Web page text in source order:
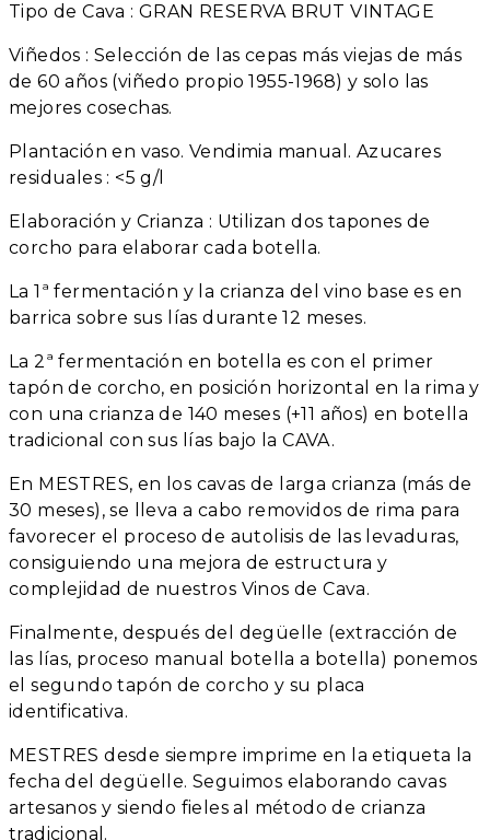
Tipo de Cava : GRAN RESERVA BRUT VINTAGE
Viñedos : Selección de las cepas más viejas de más
de 60 años (viñedo propio 1955-1968) y solo las
mejores cosechas.
Plantación en vaso. Vendimia manual. Azucares
residuales : <5 g/l
Elaboración y Crianza : Utilizan dos tapones de
corcho para elaborar cada botella.
La 1ª fermentación y la crianza del vino base es en
barrica sobre sus lías durante 12 meses.
La 2ª fermentación en botella es con el primer
tapón de corcho, en posición horizontal en la rima y
con una crianza de 140 meses (+11 años) en botella
tradicional con sus lías bajo la CAVA.
En MESTRES, en los cavas de larga crianza (más de
30 meses), se lleva a cabo removidos de rima para
favorecer el proceso de autolisis de las levaduras,
consiguiendo una mejora de estructura y
complejidad de nuestros Vinos de Cava.
Finalmente, después del degüelle (extracción de
las lías, proceso manual botella a botella) ponemos
el segundo tapón de corcho y su placa
identificativa.
MESTRES desde siempre imprime en la etiqueta la
fecha del degüelle. Seguimos elaborando cavas
artesanos y siendo fieles al método de crianza
tradicional.